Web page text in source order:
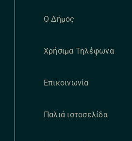
Ο Δήμος
Χρήσιμα Τηλέφωνα
Επικοινωνία
Παλιά ιστοσελίδα